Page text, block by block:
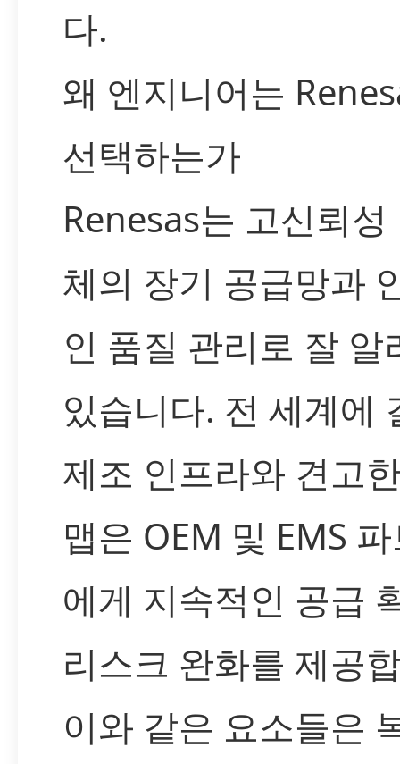
다.
왜 엔지니어는
선택하는가
Renesas는 고신뢰성
체의 장기 공급망과
인 품질 관리로 잘 알
있습니다. 전 세계에
제조 인프라와 견고
맵은 OEM 및 EMS
에게 지속적인 공급
리스크 완화를 제공
이와 같은 요소들은